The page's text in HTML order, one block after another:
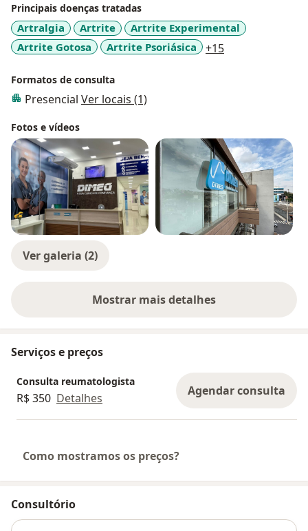
Principais doenças tratadas
Artralgia Artrite
Artrite Experimental
Artrite Gotosa
Artrite Psoriásica +15
Formatos de consulta
Presencial Ver locais (1)
Fotos e vídeos
Ver galeria (2)
Mostrar mais detalhes
sobre a experiência
Serviços e preços
Consulta reumatologista
R$ 350 Detalhes Agendar consulta
Como mostramos os preços?
Consultório